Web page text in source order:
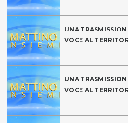
UNA
VOCE AL
UNA
VOCE AL